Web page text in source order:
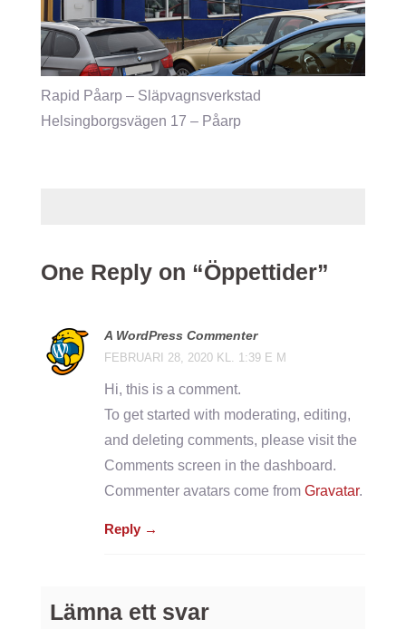
Rapid Påarp – Släpvagnsverkstad
Helsingborgsvägen 17 – Påarp
One Reply on “Öppettider”
A WordPress Commenter
FEBRUARI 28, 2020 KL. 1:39 E M
Hi, this is a comment.
To get started with moderating, editing,
and deleting comments, please visit the
Comments screen in the dashboard.
Commenter avatars come from Gravatar.
Reply →
Lämna ett svar